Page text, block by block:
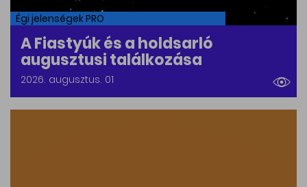
Égi jelenségek PRO
A Fiastyúk és a holdsarló
augusztusi találkozása
2026. augusztus. 01